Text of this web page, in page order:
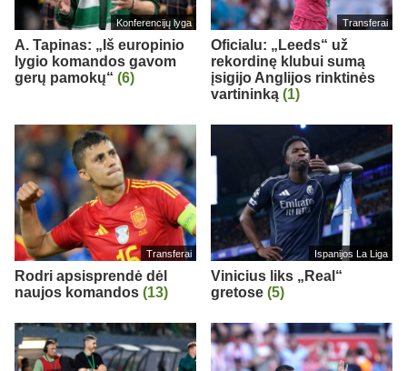
Konferencijų lyga
A. Tapinas: „Iš europinio
lygio komandos gavom
gerų pamokų“ (6)
Transferai
Oficialu: „Leeds“ už
rekordinę klubui sumą
įsigijo Anglijos rinktinės
vartininką (1)
Transferai
Rodri apsisprendė dėl
naujos komandos (13)
Ispanijos La Liga
Vinicius liks „Real“
gretose (5)